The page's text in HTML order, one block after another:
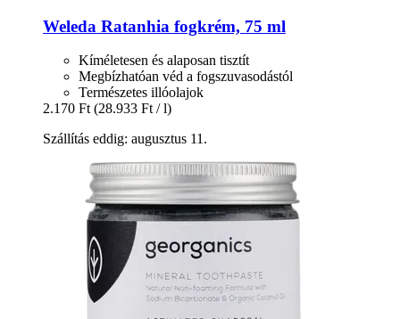
Weleda Ratanhia fogkrém, 75 ml
Kíméletesen és alaposan tisztít
Megbízhatóan véd a fogszuvasodástól
Természetes illóolajok
2.170 Ft (28.933 Ft / l)
Szállítás eddig: augusztus 11.